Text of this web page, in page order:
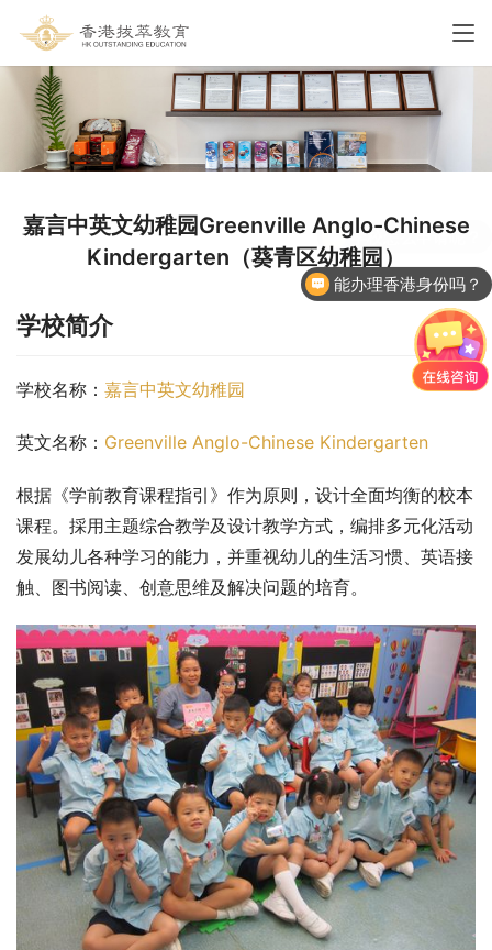
嘉言中英文幼稚园Greenville Anglo-Chinese
Kindergarten（葵青区幼稚园）
学校简介
学校名称： 嘉言中英文幼稚园
英文名称： Greenville Anglo-Chinese Kindergarten
根据《学前教育课程指引》作为原则，设计全面均衡的校本
课程。採用主题综合教学及设计教学方式，编排多元化活动
发展幼儿各种学习的能力，并重视幼儿的生活习惯、英语接
触、图书阅读、创意思维及解决问题的培育。
能办理香港身份吗？